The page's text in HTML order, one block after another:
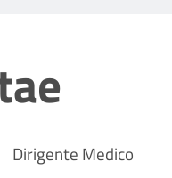
Dirigente Medico